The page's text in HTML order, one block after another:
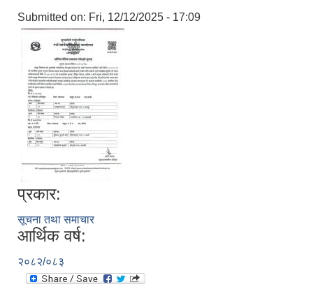
Submitted on: Fri, 12/12/2025 - 17:09
प्रकार:
सूचना तथा समाचार
आर्थिक वर्ष:
२०८२/०८३